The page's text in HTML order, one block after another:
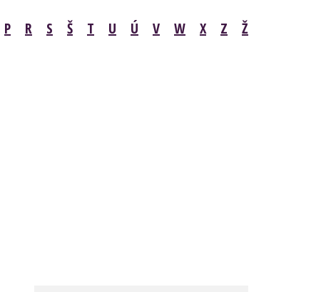
P R S Š T U Ú V W X Z Ž